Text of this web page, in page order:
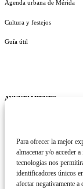
Para ofrecer la mejor
almacenar y/o acceder
tecnologías nos
identificadores únicos
afectar negativamente a
Agenda urbana de Mérida
Cultura y festejos
Guía útil
AYUNTAMIENTO
Órganos de gobierno
Normativa y documentación
Transparencia